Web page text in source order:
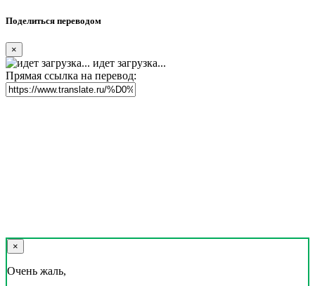
Поделиться переводом
×
идет загрузка...
Прямая ссылка на перевод:
×
Очень жаль,